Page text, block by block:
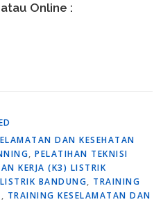
Online :
DAN KESEHATAN
, PELATIHAN TEKNISI
KERJA (K3) LISTRIK
BANDUNG, TRAINING
, TRAINING KESELAMATAN DAN